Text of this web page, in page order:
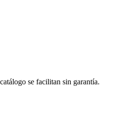
se facilitan sin garantía.